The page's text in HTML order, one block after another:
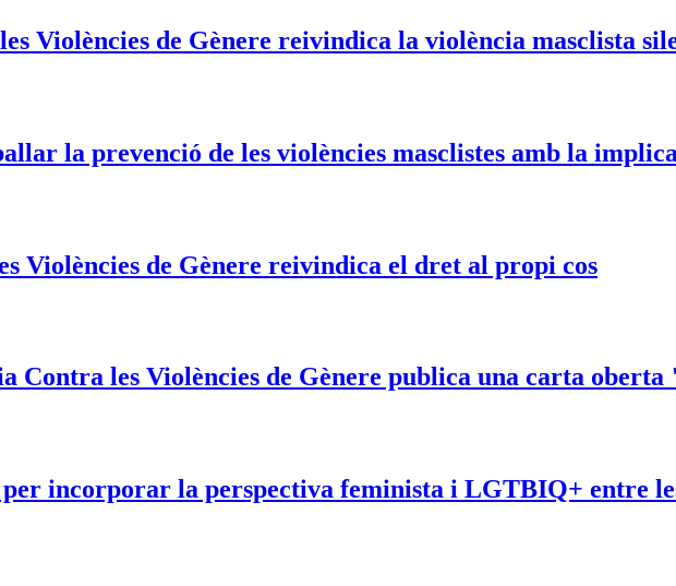
Violències de Gènere reivindica la violència masclista
la prevenció de les violències masclistes amb la
Violències de Gènere reivindica el dret al propi cos
Contra les Violències de Gènere publica una carta
incorporar la perspectiva feminista i LGTBIQ+ entre